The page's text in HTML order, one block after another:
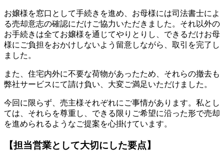
お嬢様を窓口として手続きを進め、お母様には司法書士によ
る売却意志の確認にだけご協力いただきました。それ以外の
お手続きは全てお嬢様を通じてやりとりし、できるだけお母
様にご負担をおかけしないよう留意しながら、取引を完了し
ました。
また、住宅内外に不要な荷物があったため、それらの撤去も
弊社サービスにて請け負い、大変ご満足いただけました。
今回に限らず、売主様それぞれにご事情があります。私とし
ては、それらを尊重し、できる限りご希望に沿った形で売却
を進められるようなご提案を心掛けています。
【担当営業として大切にした要点】